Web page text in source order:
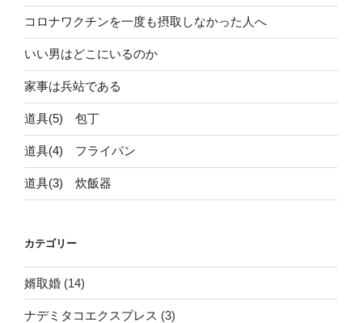
コロナワクチンを一度も摂取しなかった人へ
いい男はどこにいるのか
家事は兵站である
道具(5) 包丁
道具(4) フライパン
道具(3) 炊飯器
カテゴリー
婿取婚 (14)
ナデミタコエクスプレス (3)